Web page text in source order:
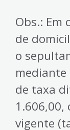
Obs.: Em
de
o
de taxa
1.606,00,
vigente